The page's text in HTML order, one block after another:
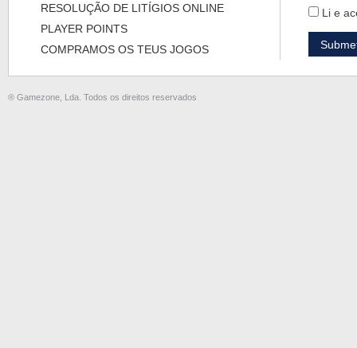
RESOLUÇÃO DE LITÍGIOS ONLINE
PLAYER POINTS
COMPRAMOS OS TEUS JOGOS
Li e
® Gamezone, Lda. Todos os direitos reservados